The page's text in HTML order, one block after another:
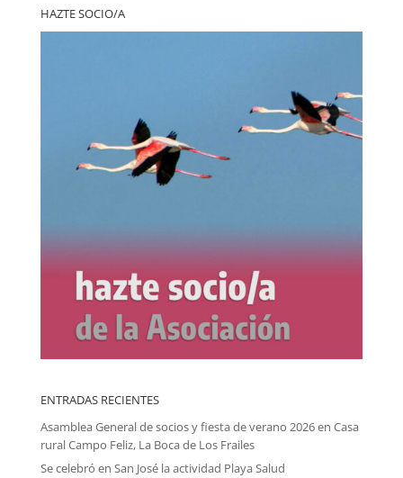
HAZTE SOCIO/A
ENTRADAS RECIENTES
Asamblea General de socios y fiesta de verano 2026 en Casa
rural Campo Feliz, La Boca de Los Frailes
Se celebró en San José la actividad Playa Salud